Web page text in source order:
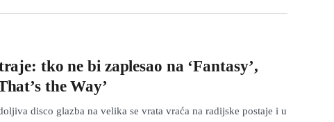
tko ne bi zaplesao na ‘Fantasy’,
the Way’
disco glazba na velika se vrata vraća na radijske postaje i u